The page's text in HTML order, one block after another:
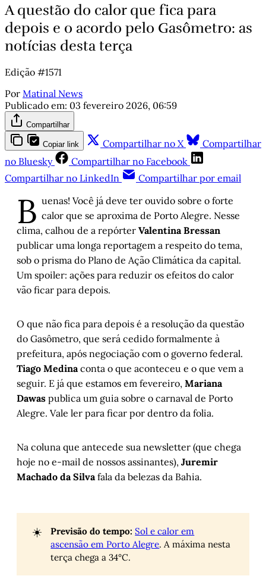
A questão do calor que fica para
depois e o acordo pelo Gasômetro: as
notícias desta terça
Edição #1571
Por Matinal News
Publicado em: 03 fevereiro 2026, 06:59
Compartilhar
Copiar link Compartilhar no X
Compartilhar
no Bluesky
Compartilhar no Facebook
Compartilhar no LinkedIn
Compartilhar por email
B uenas! Você já deve ter ouvido sobre o forte
calor que se aproxima de Porto Alegre. Nesse
clima, calhou de a repórter Valentina Bressan
publicar uma longa reportagem a respeito do tema,
sob o prisma do Plano de Ação Climática da capital.
Um spoiler: ações para reduzir os efeitos do calor
vão ficar para depois.
O que não fica para depois é a resolução da questão
do Gasômetro, que será cedido formalmente à
prefeitura, após negociação com o governo federal.
Tiago Medinaconta o que aconteceu e o que vem a
seguir. E já que estamos em fevereiro, Mariana
Dawas publica um guia sobre o carnaval de Porto
Alegre. Vale ler para ficar por dentro da folia.
Na coluna que antecede sua newsletter (que chega
hoje no e-mail de nossos assinantes), Juremir
Machado da Silvafala da belezas da Bahia.
☀️ Previsão do tempo: Sol e calor em
ascensão em Porto Alegre. A máxima nesta
terça chega a 34°C.